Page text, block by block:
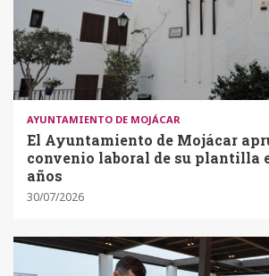
AYUNTAMIENTO DE MOJÁCAR
El Ayuntamiento de Mojácar
convenio laboral de su plantilla
años
30/07/2026